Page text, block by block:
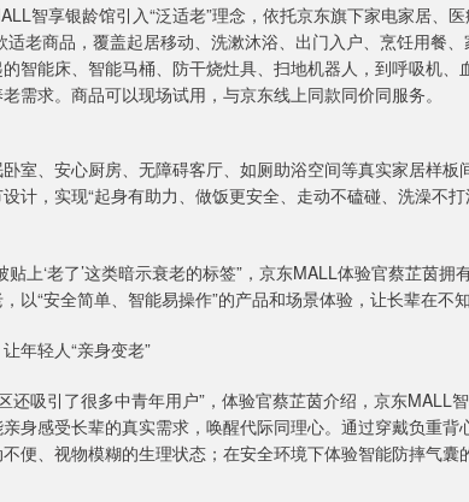
智享银龄馆引入“泛适老”理念，依托京东旗下家电家居、
老商品，覆盖‌起居移动、洗漱沐浴、出门入户、烹饪用餐
智能床、智能马桶、防干烧灶具、扫地机器人，到呼吸机
需求。商品可以现场试用，与京东线上同款同价同服务。
室、安心厨房、无障碍客厅、如厕助浴空间‌等真实家居样板
计，实现“起身有助力、做饭更安全、走动不磕碰、洗澡不
贴上‘老了’这类暗示衰老的标签”，京东MALL体验官蔡芷茵
以“安全简单、智能易操作”的产品和场景体验，让长辈在不
年轻人“亲身变老”
还吸引了很多中青年用户”，体验官蔡芷茵介绍，京东MALL
身感受长辈的真实需求，唤醒代际同理心‌。通过穿戴‌负重背
便、视物模糊的生理状态；在安全环境下体验‌智能防摔气